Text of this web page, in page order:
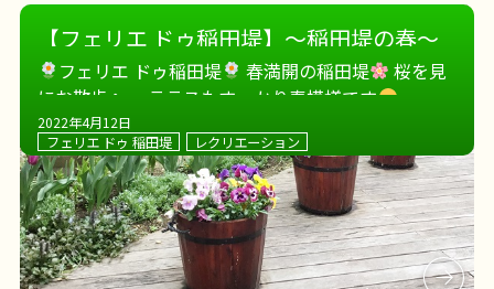
【フェリエ ドゥ稲田堤】～稲田堤の春～
フェリエ ドゥ稲田堤 春満開の稲田堤
桜を見
にお散歩へ。 テラスもすっかり春模様です
2022年4月12日
フェリエ ドゥ 稲田堤 レクリエーション